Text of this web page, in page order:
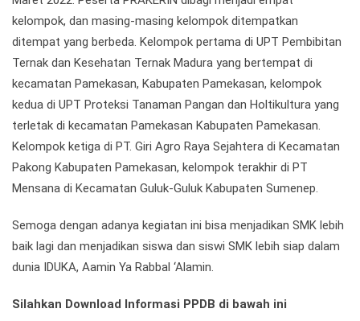
kelompok, dan masing-masing kelompok ditempatkan
ditempat yang berbeda. Kelompok pertama di UPT Pembibitan
Ternak dan Kesehatan Ternak Madura yang bertempat di
kecamatan Pamekasan, Kabupaten Pamekasan, kelompok
kedua di UPT Proteksi Tanaman Pangan dan Holtikultura yang
terletak di kecamatan Pamekasan Kabupaten Pamekasan.
Kelompok ketiga di PT. Giri Agro Raya Sejahtera di Kecamatan
Pakong Kabupaten Pamekasan, kelompok terakhir di PT
Mensana di Kecamatan Guluk-Guluk Kabupaten Sumenep.
Semoga dengan adanya kegiatan ini bisa menjadikan SMK lebih
baik lagi dan menjadikan siswa dan siswi SMK lebih siap dalam
dunia IDUKA, Aamin Ya Rabbal ‘Alamin.
Silahkan Download Informasi PPDB di bawah ini